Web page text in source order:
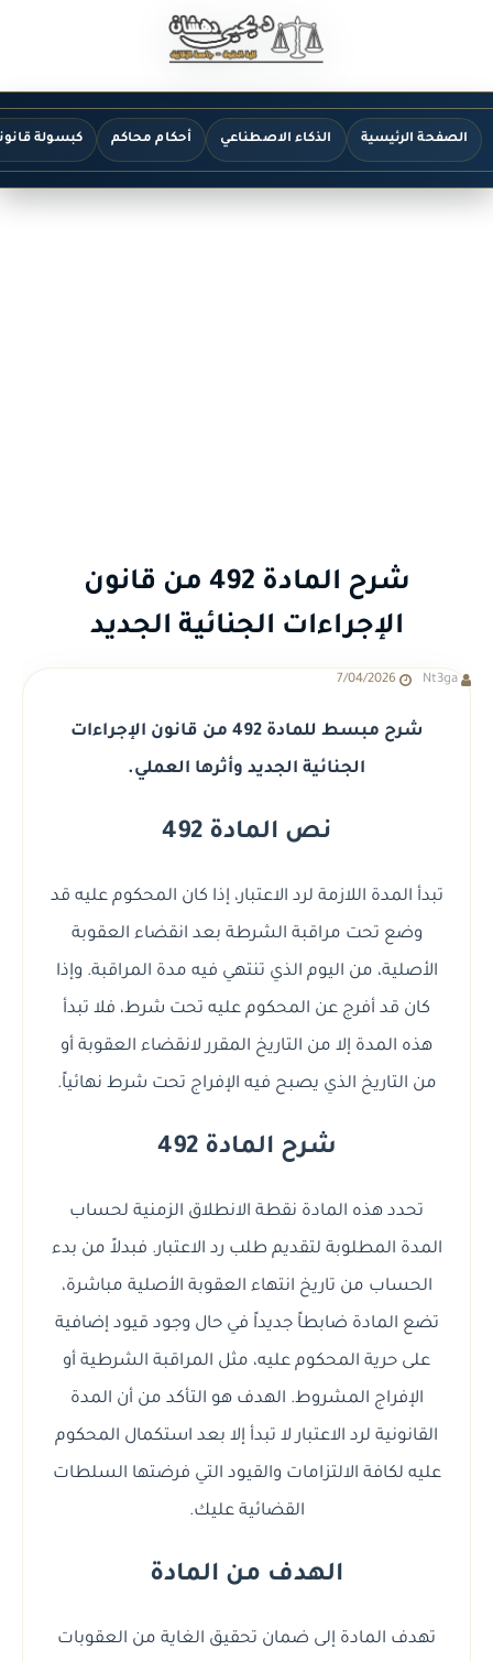
الصفحة الرئيسية الذكاء الاصطناعي أحكام محاكم كبسولة
شرح المادة 492 من قانون
الإجراءات الجنائية الجديد
Nt3ga
7/04/2026
شرح مبسط للمادة 492 من قانون الإجراءات
الجنائية الجديد وأثرها العملي.
نص المادة 492
تبدأ المدة اللازمة لرد الاعتبار، إذا كان المحكوم عليه قد
وضع تحت مراقبة الشرطة بعد انقضاء العقوبة
الأصلية، من اليوم الذي تنتهي فيه مدة المراقبة. وإذا
كان قد أفرج عن المحكوم عليه تحت شرط، فلا تبدأ
هذه المدة إلا من التاريخ المقرر لانقضاء العقوبة أو
من التاريخ الذي يصبح فيه الإفراج تحت شرط نهائياً.
شرح المادة 492
تحدد هذه المادة نقطة الانطلاق الزمنية لحساب
المدة المطلوبة لتقديم طلب رد الاعتبار. فبدلاً من بدء
الحساب من تاريخ انتهاء العقوبة الأصلية مباشرة،
تضع المادة ضابطاً جديداً في حال وجود قيود إضافية
على حرية المحكوم عليه، مثل المراقبة الشرطية أو
الإفراج المشروط. الهدف هو التأكد من أن المدة
القانونية لرد الاعتبار لا تبدأ إلا بعد استكمال المحكوم
عليه لكافة الالتزامات والقيود التي فرضتها السلطات
القضائية عليك.
الهدف من المادة
تهدف المادة إلى ضمان تحقيق الغاية من العقوبات